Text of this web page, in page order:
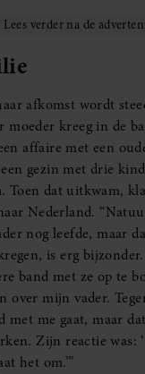
afkomst wordt
moeder kreeg in de
affaire met een
gezin met drie
Toen dat uitkwam,
Nederland.
nog leefde, maar
is erg
band met ze op te
over mijn vader.
met me gaat, maar
Zijn reactie was:
het om.’”